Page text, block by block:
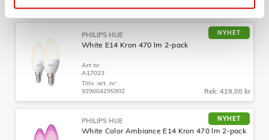
Rek: 14 950,00 kr
NYHET
PHILIPS HUE
White E14 Kron 470 lm 2-pack
Art nr:
A17023
Tillv. art. nr:
929004295902
Rek: 419,00 kr
NYHET
PHILIPS HUE
White Color Ambiance E14 Kron 470 lm 2-pack